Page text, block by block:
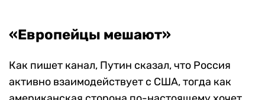
«Европейцы мешают»
Как пишет канал, Путин сказал, что Россия
активно взаимодействует с США, тогда как